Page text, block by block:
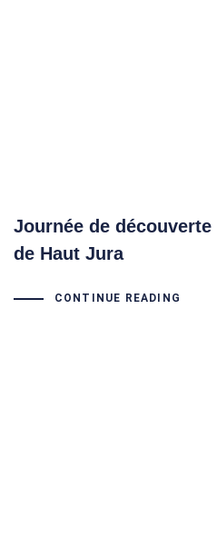
Journée de
de Haut Jura
CONTINUE READING